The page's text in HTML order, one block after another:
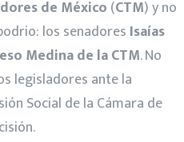
de México (CTM) y no
los senadores Isaías
Medina de la CTM. No
legisladores ante la
Social de la Cámara de